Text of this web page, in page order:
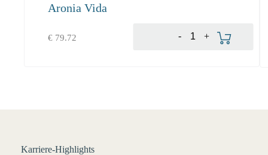
Aronia Vida
€ 79.72 +
-
Karriere-Highlights